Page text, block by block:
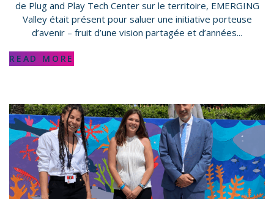
de Plug and Play Tech Center sur le territoire, EMERGING
Valley était présent pour saluer une initiative porteuse
d’avenir – fruit d’une vision partagée et d’années...
READ MORE